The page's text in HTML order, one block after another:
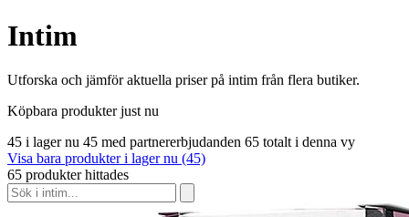
Intim
Utforska och jämför aktuella priser på intim från flera butiker.
Köpbara produkter just nu
45 i lager nu 45 med partnererbjudanden 65 totalt i denna vy
Visa bara produkter i lager nu (45)
65 produkter hittades